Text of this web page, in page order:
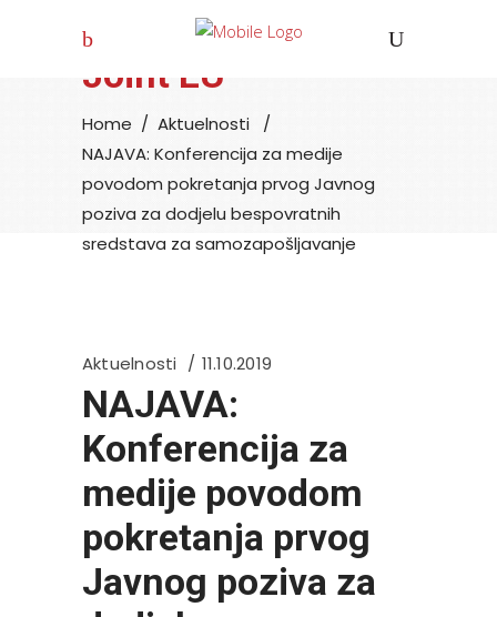
Joint EU
Home / Aktuelnosti
/
NAJAVA: Konferencija za medije
povodom pokretanja prvog Javnog
poziva za dodjelu bespovratnih
sredstava za samozapošljavanje
Aktuelnosti 11.10.2019
NAJAVA:
Konferencija za
medije povodom
pokretanja prvog
Javnog poziva za